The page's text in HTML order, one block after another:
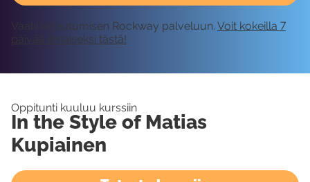
Vaatii kirjautumisen Rockway palveluun. Voit kokeilla 7
päivää ilmaiseksi tästä!
Oppitunti kuuluu kurssiin
In the Style of Matias
Kupiainen